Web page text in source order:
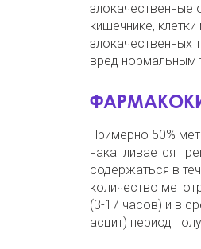
злокачественные
кишечнике,
злокачественных
вред нормальным
Примерно 50%
накапливается
содержаться в
количество
(3-17 часов) и в
асцит) период